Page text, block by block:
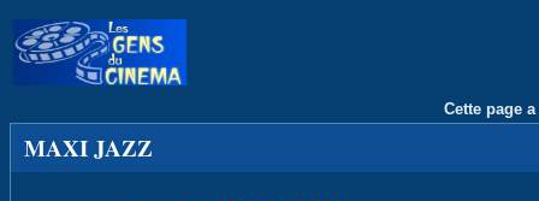
Cette page
MAXI JAZZ